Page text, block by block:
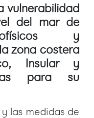
vulnerabilidad
del mar de
y
zona costera
Insular y
para su
las medidas de